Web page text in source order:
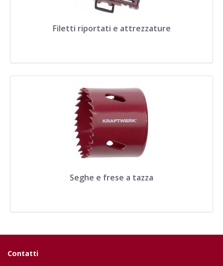
Filetti riportati e attrezzature
Seghe e frese a tazza
Contatti